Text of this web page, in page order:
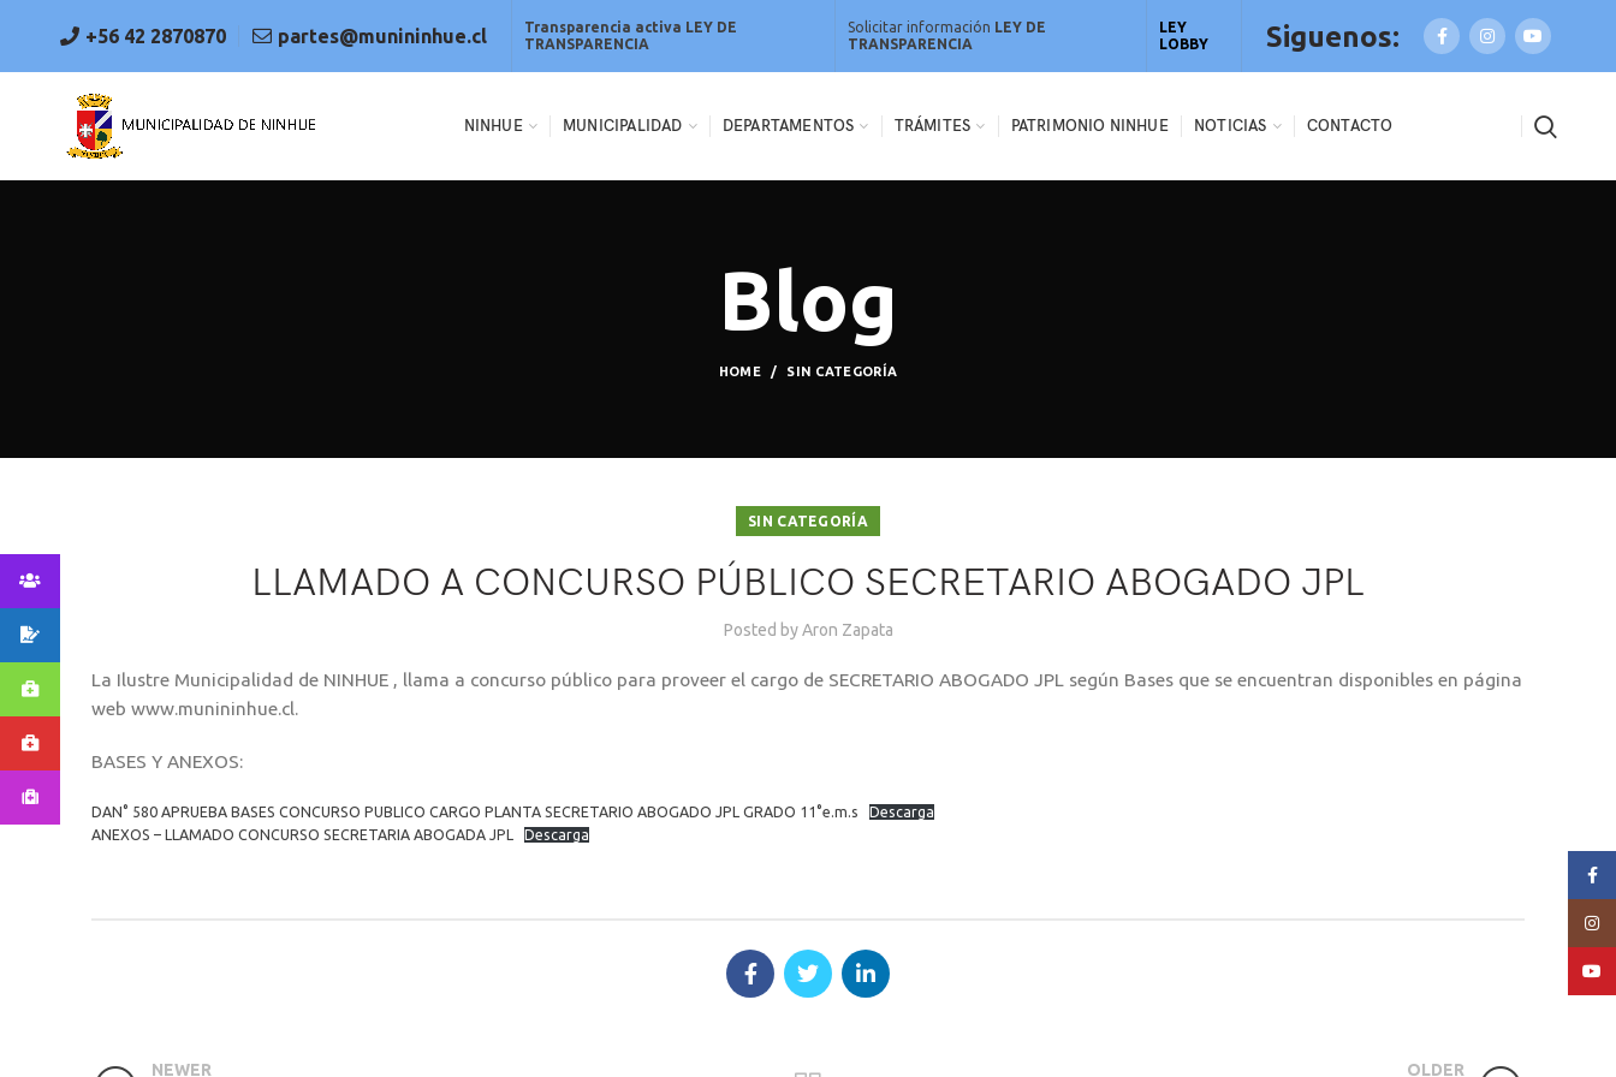
+56 42 2870870 partes@munininhue.cl
Transparencia activa LEY DE
TRANSPARENCIA
Solicitar información LEY DE
TRANSPARENCIA
LEY
LOBBY
Siguenos:
NINHUE MUNICIPALIDAD DEPARTAMENTOS TRÁMITES PATRIMONIO NINHUE NOTICIAS CONTACTO
Blog
HOME SIN CATEGORÍA
SIN CATEGORÍA
LLAMADO A CONCURSO PÚBLICO SECRETARIO ABOGADO JPL
Posted byAron Zapata
La Ilustre Municipalidad de NINHUE , llama a concurso público para proveer el cargo de SECRETARIO ABOGADO JPL según Bases que se encuentran disponibles en página
web www.munininhue.cl.
BASES Y ANEXOS:
DAN° 580 APRUEBA BASES CONCURSO PUBLICO CARGO PLANTA SECRETARIO ABOGADO JPL GRADO 11°e.m.s
Descarga
ANEXOS – LLAMADO CONCURSO SECRETARIA ABOGADA JPL
Descarga
NEWER OLDER